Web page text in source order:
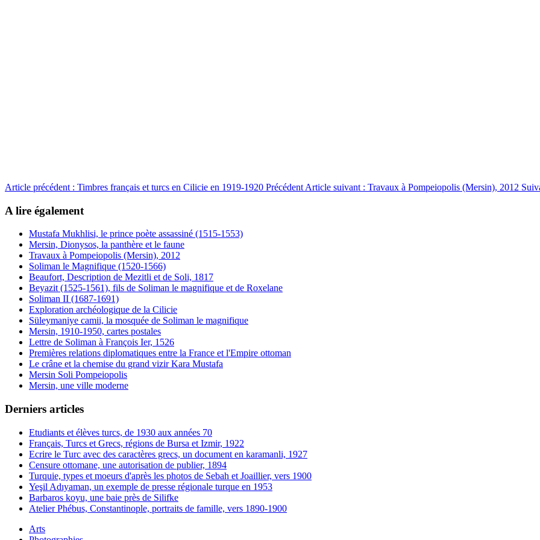
Article précédent : Timbres français et turcs en Cilicie en 1919-1920 Précédent Article suivant : Travaux à Pompeiopolis (Mersin), 2012
A lire également
Mustafa Mukhlisi, le prince poète assassiné (1515-1553)
Mersin, Dionysos, la panthère et le faune
Travaux à Pompeiopolis (Mersin), 2012
Soliman le Magnifique (1520-1566)
Beaufort, Description de Mezitli et de Soli, 1817
Beyazit (1525-1561), fils de Soliman le magnifique et de Roxelane
Soliman II (1687-1691)
Exploration archéologique de la Cilicie
Süleymaniye camii, la mosquée de Soliman le magnifique
Mersin, 1910-1950, cartes postales
Lettre de Soliman à François Ier, 1526
Premières relations diplomatiques entre la France et l'Empire ottoman
Le crâne et la chemise du grand vizir Kara Mustafa
Mersin Soli Pompeiopolis
Mersin, une ville moderne
Derniers articles
Etudiants et élèves turcs, de 1930 aux années 70
Français, Turcs et Grecs, régions de Bursa et Izmir, 1922
Ecrire le Turc avec des caractères grecs, un document en karamanli, 1927
Censure ottomane, une autorisation de publier, 1894
Turquie, types et moeurs d'après les photos de Sebah et Joaillier, vers 1900
Yeşil Adıyaman, un exemple de presse régionale turque en 1953
Barbaros koyu, une baie près de Silifke
Atelier Phébus, Constantinople, portraits de famille, vers 1890-1900
Arts